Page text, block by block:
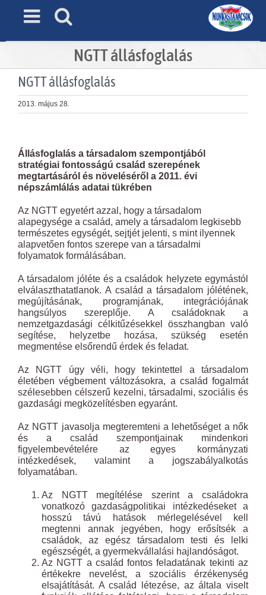
NGTT állásfoglalás
NGTT állásfoglalás
2013. május 28.
Larger
Image
Állásfoglalás a társadalom szempontjából
stratégiai fontosságú család szerepének
megtartásáról és növeléséről a 2011. évi
népszámlálás adatai tükrében
Az NGTT egyetért azzal, hogy a társadalom
alapegysége a család, amely a társadalom legkisebb
természetes egységét, sejtjét jelenti, s mint ilyennek
alapvetően fontos szerepe van a társadalmi
folyamatok formálásában.
A társadalom jóléte és a családok helyzete egymástól
elválaszthatatlanok. A család a társadalom jólétének,
megújításának, programjának, integrációjának
hangsúlyos szereplője. A családoknak a
nemzetgazdasági célkitűzésekkel összhangban való
segítése, helyzetbe hozása, szükség esetén
megmentése elsőrendű érdek és feladat.
Az NGTT úgy véli, hogy tekintettel a társadalom
életében végbement változásokra, a család fogalmát
szélesebben célszerű kezelni, társadalmi, szociális és
gazdasági megközelítésben egyaránt.
Az NGTT javasolja megteremteni a lehetőséget a nők
és a család szempontjainak mindenkori
figyelembevételére az egyes kormányzati
intézkedések, valamint a jogszabályalkotás
folyamatában.
Az NGTT megítélése szerint a családokra
vonatkozó gazdaságpolitikai intézkedéseket a
hosszú távú hatások mérlegelésével kell
megtenni annak jegyében, hogy erősítsék a
családok, az egész társadalom testi és lelki
egészségét, a gyermekvállalási hajlandóságot.
Az NGTT a család fontos feladatának tekinti az
értékekre nevelést, a szociális érzékenység
elsajátítását. A család létezése, az általa viselt